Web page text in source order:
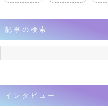
記事の検索
インタビュー